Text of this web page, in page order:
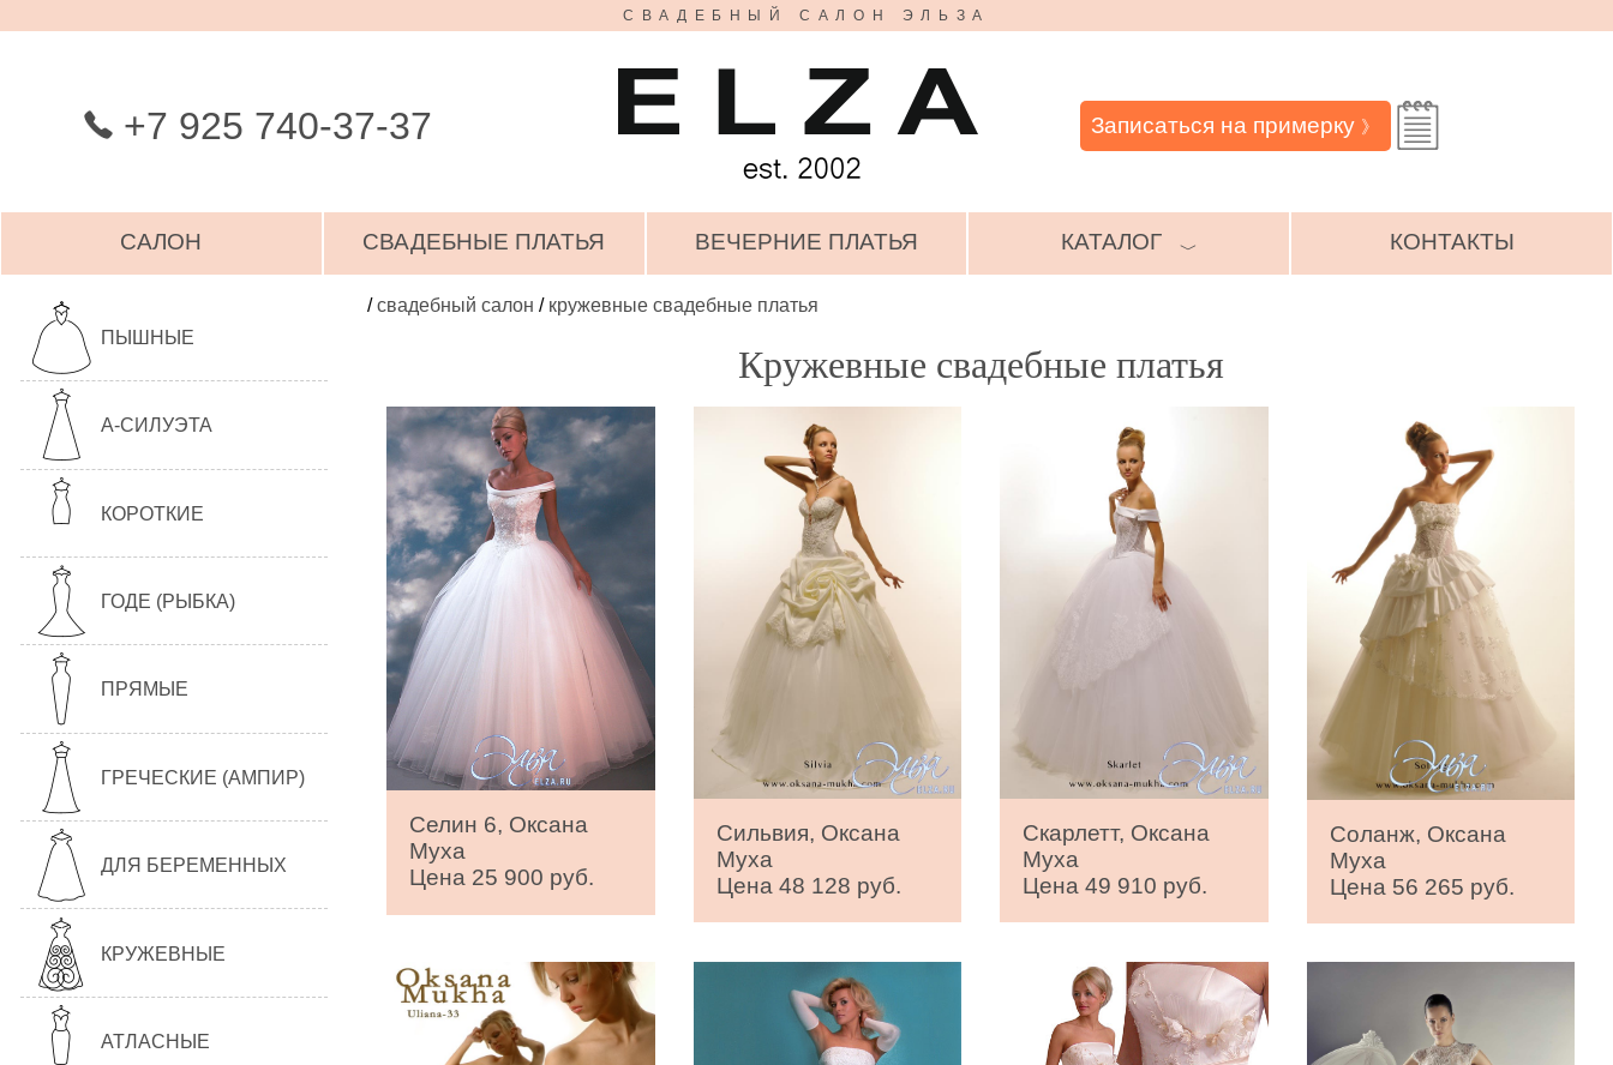
СВАДЕБНЫЙ САЛОН ЭЛЬЗА
+7 925 740-37-37 Записаться на примерку 》
САЛОН СВАДЕБНЫЕ ПЛАТЬЯ ВЕЧЕРНИЕ ПЛАТЬЯ КАТАЛОГ ﹀ КОНТАКТЫ
ПЫШНЫЕ
А-СИЛУЭТА
КОРОТКИЕ
ГОДЕ (РЫБКА)
ПРЯМЫЕ
ГРЕЧЕСКИЕ (АМПИР)
ДЛЯ БЕРЕМЕННЫХ
КРУЖЕВНЫЕ
АТЛАСНЫЕ
/свадебный салон / кружевные свадебные платья
Кружевные свадебные платья
Селин 6, Оксана
Муха
Цена 25 900 руб.
Сильвия, Оксана
Муха
Цена 48 128 руб.
Скарлетт, Оксана
Муха
Цена 49 910 руб.
Соланж, Оксана
Муха
Цена 56 265 руб.